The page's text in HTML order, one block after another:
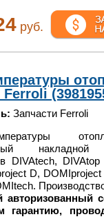
руб.
Запчасти Ferroli
DIVAtech,
D, DOMIproject
гарантию,